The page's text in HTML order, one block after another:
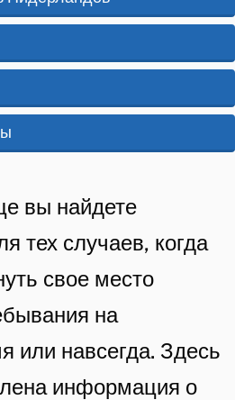
вы найдете
тех случаев, когда
свое место
на
или навсегда. Здесь
информация о